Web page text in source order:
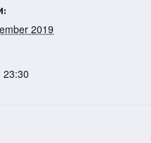
2019
23:30